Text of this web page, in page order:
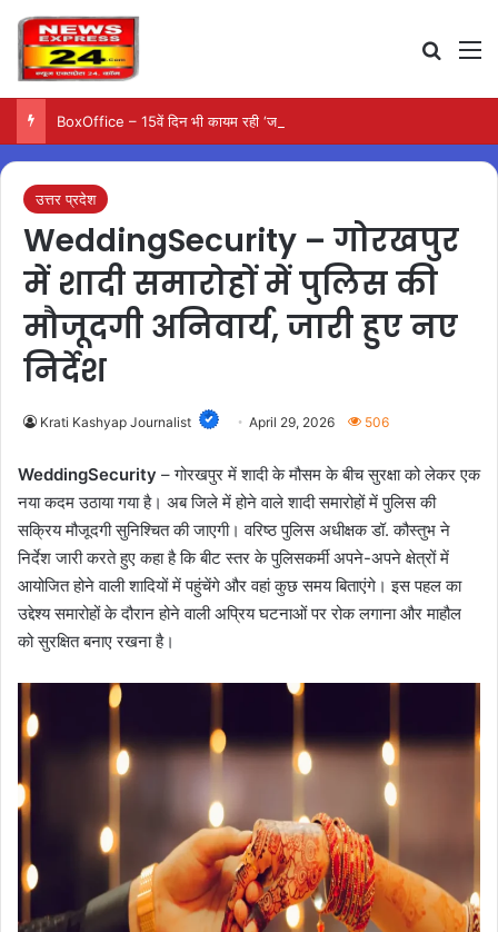
उत्तर प्रदेश
WeddingSecurity – गोरखपुर
में शादी समारोहों में पुलिस की
मौजूदगी अनिवार्य, जारी हुए नए
निर्देश
Krati Kashyap Journalist April 29, 2026 506
WeddingSecurity – गोरखपुर में शादी के मौसम के बीच सुरक्षा को लेकर एक
नया कदम उठाया गया है। अब जिले में होने वाले शादी समारोहों में पुलिस की
सक्रिय मौजूदगी सुनिश्चित की जाएगी। वरिष्ठ पुलिस अधीक्षक डॉ. कौस्तुभ ने
निर्देश जारी करते हुए कहा है कि बीट स्तर के पुलिसकर्मी अपने-अपने क्षेत्रों में
आयोजित होने वाली शादियों में पहुंचेंगे और वहां कुछ समय बिताएंगे। इस पहल का
उद्देश्य समारोहों के दौरान होने वाली अप्रिय घटनाओं पर रोक लगाना और माहौल
को सुरक्षित बनाए रखना है।